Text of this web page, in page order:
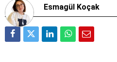
Esmagül Koçak